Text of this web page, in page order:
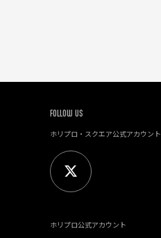
FOLLOW US
ホリプロ・スクエア公式アカウント
ホリプロ公式アカウント